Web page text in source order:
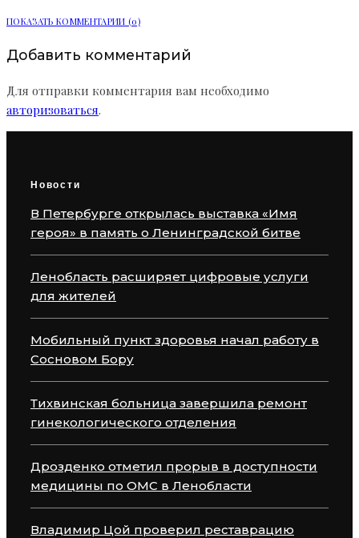
ПОКАЗАТЬ КОММЕНТАРИИ (0)
Добавить комментарий
Для отправки комментария вам необходимо
авторизоваться.
Новости
В Петербурге открылась выставка «Имя
героя» в память о Ленинградской битве
Ленобласть расширяет цифровые услуги
для жителей
Мобильный пункт здоровья начал работу в
Сосновом Бору
Тихвинская больница завершила ремонт
гинекологического отделения
Дрозденко отметил прорыв в доступности
медицины по ОМС в Ленобласти
Владимир Цой проверил реставрацию